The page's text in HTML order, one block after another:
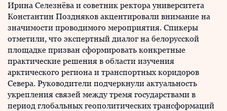
Ирина Селезнёва и советник ректора университета
Константин Поздняков акцентировали внимание на
значимости проводимого мероприятия. Спикеры
отметили, что экспертный диалог на белорусской
площадке призван сформировать конкретные
практические решения в области изучения
арктического региона и транспортных коридоров
Севера. Руководители подчеркнули актуальность
укрепления связей между тремя государствами в
период глобальных геополитических трансформаций